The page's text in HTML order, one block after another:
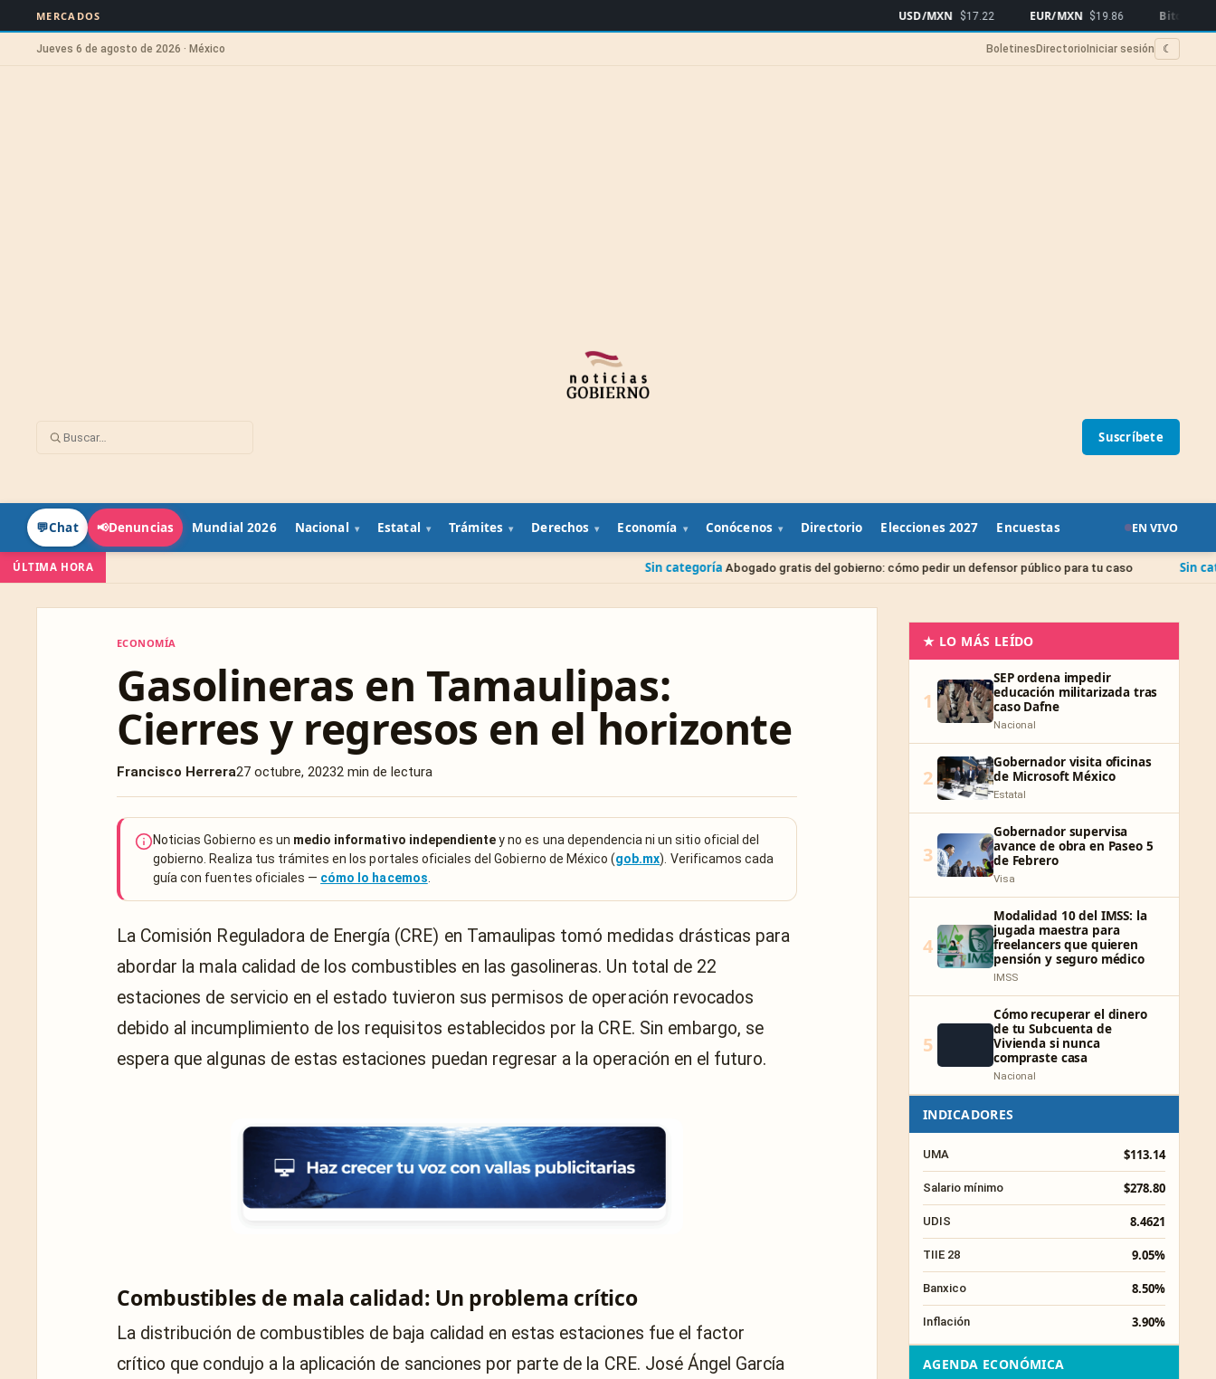
MERCADOS USD/MXN $17.22 EUR/MXN $19.86 Bitcoin $64,328
Jueves 6 de agosto de 2026 · México Boletines Directorio Iniciar sesión ☾
Suscríbete
💬Chat 📢Denuncias Mundial 2026 Nacional Estatal Trámites Derechos Economía Conócenos Directorio Elecciones 2027 Encuestas EN VIVO
ÚLTIMA HORA Abogado gratis del gobierno: cómo pedir un defensor público para tu caso Sin categoría Juicio de
ECONOMÍA
Gasolineras en Tamaulipas:
Cierres y regresos en el horizonte
Francisco Herrera27 octubre, 20232 min de lectura
Noticias Gobierno es un medio informativo independientey no es una dependencia ni un sitio oficial del
gobierno. Realiza tus trámites en los portales oficiales del Gobierno de México (gob.mx). Verificamos cada
guía con fuentes oficiales — cómo lo hacemos
La Comisión Reguladora de Energía (CRE) en Tamaulipas tomó medidas drásticas para
abordar la mala calidad de los combustibles en las gasolineras. Un total de 22
estaciones de servicio en el estado tuvieron sus permisos de operación revocados
debido al incumplimiento de los requisitos establecidos por la CRE. Sin embargo, se
espera que algunas de estas estaciones puedan regresar a la operación en el futuro.
Combustibles de mala calidad: Un problema crítico
La distribución de combustibles de baja calidad en estas estaciones fue el factor
crítico que condujo a la aplicación de sanciones por parte de la CRE. José Ángel García
★ LO MÁS LEÍDO
1
SEP ordena impedir
educación militarizada tras
caso Dafne
Nacional
2
Gobernador visita oficinas
de Microsoft México
Estatal
3
Gobernador supervisa
avance de obra en Paseo 5
de Febrero
Visa
4
Modalidad 10 del IMSS: la
jugada maestra para
freelancers que quieren
pensión y seguro médico
IMSS
5
Cómo recuperar el dinero
de tu Subcuenta de
Vivienda si nunca
compraste casa
Nacional
INDICADORES
UMA $113.14
Salario mínimo $278.80
UDIS 8.4621
TIIE 28 9.05%
Banxico 8.50%
Inflación 3.90%
AGENDA ECONÓMICA